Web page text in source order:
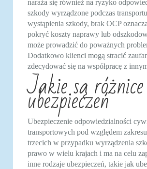
naraża się również na ryzyko
szkody wyrządzone podczas
wystąpienia szkody, brak OCP
pokryć koszty naprawy lub
może prowadzić do poważnych
Dodatkowo klienci mogą stracić
zdecydować się na współpracę z
Jakie są
ubezpieczeń
Ubezpieczenie odpowiedzialności
transportowych pod względem
trzecich w przypadku wyrządzenia
prawo w wielu krajach i ma na celu
inne rodzaje ubezpieczeń, takie jak